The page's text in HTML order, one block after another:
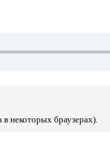
некоторых браузерах).